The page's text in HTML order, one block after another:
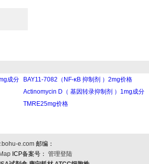
成分
BAY11-7082（NF-κB 抑制剂 ）2mg价格
Actinomycin D（ 基因转录抑制剂 ）1mg成分
TMRE25mg价格
e.com邮编：
ICP备案号： 管理登陆